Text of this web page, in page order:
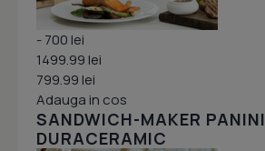
- 700 lei
1499.99 lei
799.99 lei
Adauga in cos
SANDWICH-MAKER PANINI
DURACERAMIC